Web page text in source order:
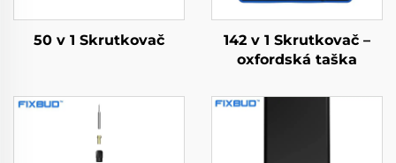
50 v 1 Skrutkovač
142 v 1 Skrutkovač –
oxfordská taška